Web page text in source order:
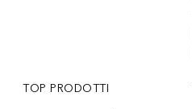
TOP PRODOTTI